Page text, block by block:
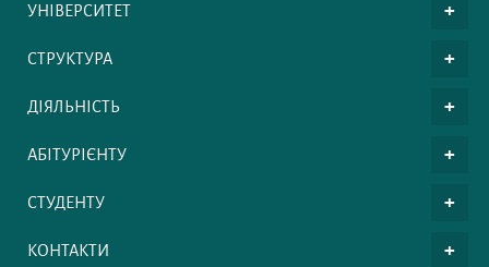
УНІВЕРСИТЕТ
СТРУКТУРА
ДІЯЛЬНІСТЬ
АБІТУРІЄНТУ
СТУДЕНТУ
КОНТАКТИ